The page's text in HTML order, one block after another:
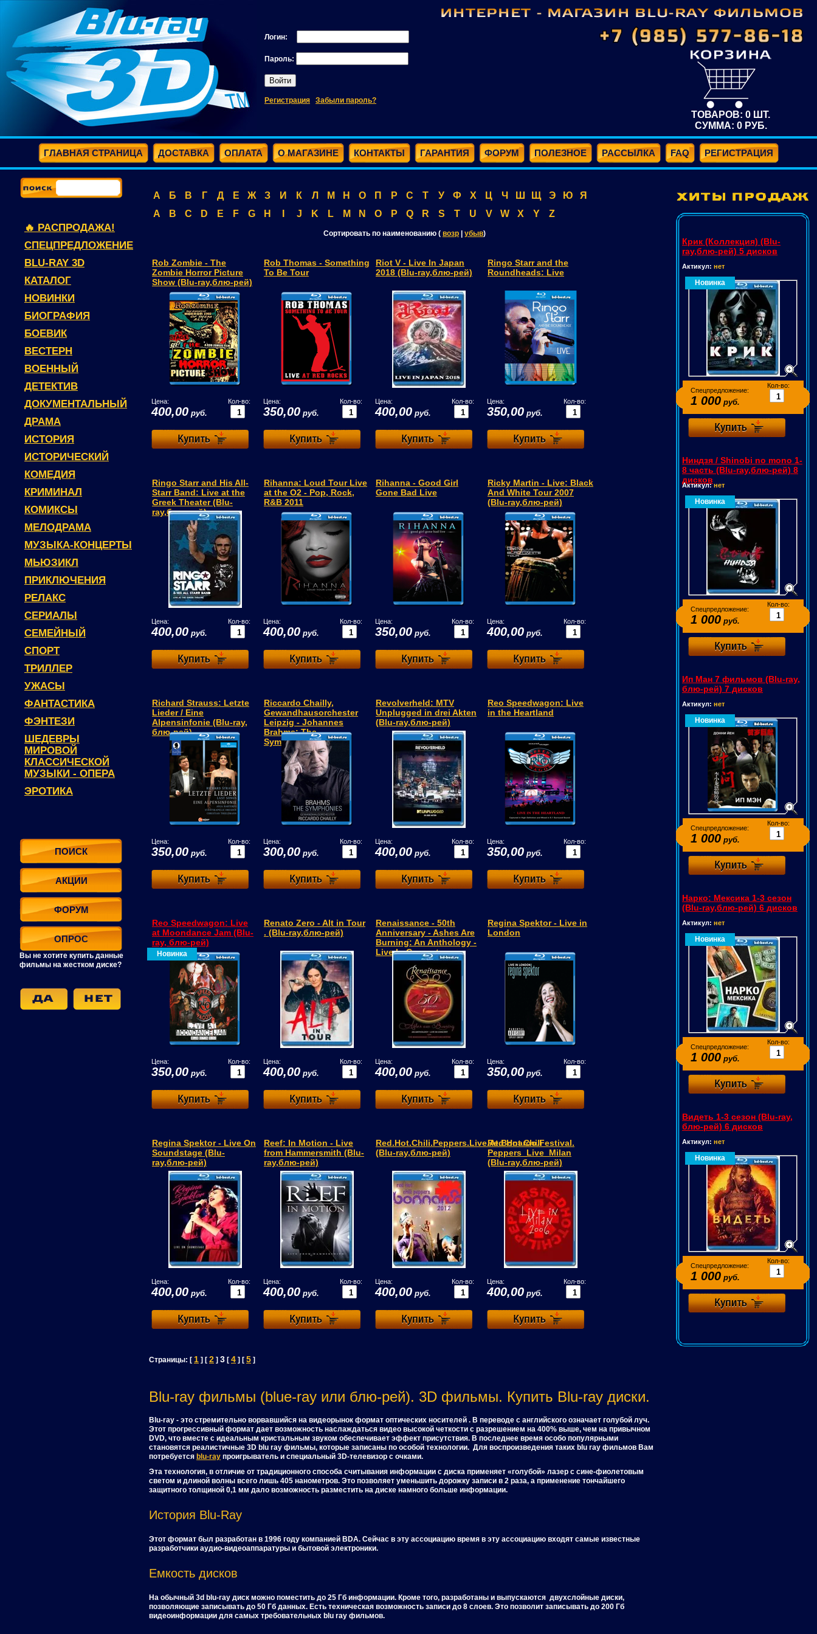
Логин:
Пароль:
Регистрация Забыли пароль?
ТОВАРОВ: 0 ШТ.
СУММА: 0РУБ.
ГЛАВНАЯ СТРАНИЦА ДОСТАВКА ОПЛАТА О МАГАЗИНЕ КОНТАКТЫ ГАРАНТИЯ ФОРУМ ПОЛЕЗНОЕ РАССЫЛКА FAQ РЕГИСТРАЦИЯ
🔥 РАСПРОДАЖА!
СПЕЦПРЕДЛОЖЕНИЕ
BLU-RAY 3D
КАТАЛОГ
НОВИНКИ
БИОГРАФИЯ
БОЕВИК
ВЕСТЕРН
ВОЕННЫЙ
ДЕТЕКТИВ
ДОКУМЕНТАЛЬНЫЙ
ДРАМА
ИСТОРИЯ
ИСТОРИЧЕСКИЙ
КОМЕДИЯ
КРИМИНАЛ
КОМИКСЫ
МЕЛОДРАМА
МУЗЫКА-КОНЦЕРТЫ
МЬЮЗИКЛ
ПРИКЛЮЧЕНИЯ
РЕЛАКС
СЕРИАЛЫ
СЕМЕЙНЫЙ
СПОРТ
ТРИЛЛЕР
УЖАСЫ
ФАНТАСТИКА
ФЭНТЕЗИ
ШЕДЕВРЫ
МИРОВОЙ
КЛАССИЧЕСКОЙ
МУЗЫКИ - ОПЕРА
ЭРОТИКА
ПОИСК
АКЦИИ
ФОРУМ
ОПРОС
Вы не хотите купить данные
фильмы на жестком диске?
А Б В Г Д Е Ж З И К Л М Н О П Р С Т У Ф Х Ц Ч Ш Щ Э Ю
Я
A
B C D E F G H J K L M N O P Q R S T U V W X Y Z
Сортировать по наименованию ( возр убыв)
Rob Zombie - The
Zombie Horror Picture
Show (Blu-ray,блю-рей)
Цена:
400,00 руб.
Кол-во:
Rob Thomas - Something
To Be Tour
Цена:
350,00 руб.
Кол-во:
Riot V - Live In Japan
2018 (Blu-ray,блю-рей)
Цена:
400,00 руб.
Кол-во:
Ringo Starr and the
Roundheads: Live
Цена:
350,00 руб.
Кол-во:
Ringo Starr and His All-
Starr Band: Live at the
Greek Theater (Blu-
ray,блю-рей)
Цена:
400,00 руб.
Кол-во:
Rihanna: Loud Tour Live
at the O2 - Pop, Rock,
R&B 2011
Цена:
400,00 руб.
Кол-во:
Rihanna - Good Girl
Gone Bad Live
Цена:
350,00 руб.
Кол-во:
Ricky Martin - Live: Black
And White Tour 2007
(Blu-ray,блю-рей)
Цена:
400,00 руб.
Кол-во:
Richard Strauss: Letzte
Lieder / Eine
Alpensinfonie (Blu-ray,
блю-рей)
Цена:
350,00 руб.
Кол-во:
Riccardo Chailly,
Gewandhausorchester
Leipzig - Johannes
Brahms: The
Symphonies...
Цена:
300,00 руб.
Кол-во:
Revolverheld: MTV
Unplugged in drei Akten
(Blu-ray,блю-рей)
Цена:
400,00 руб.
Кол-во:
Reo Speedwagon: Live
in the Heartland
Цена:
350,00 руб.
Кол-во:
Reo Speedwagon: Live
at Moondance Jam (Blu-
ray, блю-рей)
Новинка
Цена:
350,00 руб.
Кол-во:
Renato Zero - Alt in Tour
. (Blu-ray,блю-рей)
Цена:
400,00 руб.
Кол-во:
Renaissance - 50th
Anniversary - Ashes Are
Burning: An Anthology -
Live In Concert...
Цена:
400,00 руб.
Кол-во:
Regina Spektor - Live in
London
Цена:
350,00 руб.
Кол-во:
Regina Spektor - Live On
Soundstage (Blu-
ray,блю-рей)
Цена:
400,00 руб.
Кол-во:
Reef: In Motion - Live
from Hammersmith (Blu-
ray,блю-рей)
Цена:
400,00 руб.
Кол-во:
Red.Hot.Chili.Peppers.Live.At.Bonaroo.Festival.
(Blu-ray,блю-рей)
Цена:
400,00 руб.
Кол-во:
Red Hot Chili
Peppers_Live_Milan
(Blu-ray,блю-рей)
Цена:
400,00 руб.
Кол-во:
Страницы: [ 1 ] [ 2 ] 3 [ 4 ] [ 5 ]
Blu-ray фильмы (blue-ray или блю-рей). 3D фильмы. Купить Blu-ray диски.
Blu-ray - это стремительно ворвавшийся на видеорынок формат оптических носителей . В переводе с английского означает голубой луч.
Этот прогрессивный формат дает возможность наслаждаться видео высокой четкости с разрешением на 400% выше, чем на привычном
DVD, что вместе с идеальным кристальным звуком обеспечивает эффект присутствия. В последнее время особо популярными
становятся реалистичные 3D blu ray фильмы, которые записаны по особой технологии. Для воспроизведения таких blu ray фильмов Вам
потребуется blu-ray проигрыватель и специальный 3D-телевизор с очками.
Эта технология, в отличие от традиционного способа считывания информации с диска применяет «голубой» лазер с сине-фиолетовым
светом и длиной волны всего лишь 405 нанометров. Это позволяет уменьшить дорожку записи в 2 раза, а применение тончайшего
защитного толщиной 0,1 мм дало возможность разместить на диске намного больше информации.
История Blu-Ray
Этот формат был разработан в 1996 году компанией BDA. Сейчас в эту ассоциацию время в эту ассоциацию входят самые известные
разработчики аудио-видеоаппаратуры и бытовой электроники.
Емкость дисков
На обычный 3d blu-ray диск можно поместить до 25 Гб информации. Кроме того, разработаны и выпускаются двухслойные диски,
позволяющие записывать до 50 Гб данных. Есть техническая возможность записи до 8 слоев. Это позволит записывать до 200 Гб
видеоинформации для самых требовательных blu ray фильмов.
Крик (Коллекция) (Blu-
ray,блю-рей) 5 дисков
Актикул: нет
Новинка
Спецпредложение:
1 000 руб.
Кол-во:
Ниндзя / Shinobi no mono 1-
8 часть (Blu-ray,блю-рей) 8
дисков
Актикул:нет
Новинка
Спецпредложение:
1 000 руб.
Кол-во:
Ип Ман 7 фильмов (Blu-ray,
блю-рей) 7 дисков
Актикул: нет
Новинка
Спецпредложение:
1 000 руб.
Кол-во:
Нарко: Мексика 1-3 сезон
(Blu-ray,блю-рей) 6 дисков
Актикул: нет
Новинка
Спецпредложение:
1 000 руб.
Кол-во:
Видеть 1-3 сезон (Blu-ray,
блю-рей) 6 дисков
Актикул: нет
Новинка
Спецпредложение:
1 000 руб.
Кол-во: